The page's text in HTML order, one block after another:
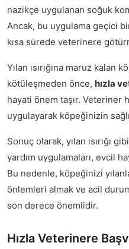
nazikçe uygulanan soğuk
Ancak, bu uygulama geçici
kısa sürede veterinere
Yılan ısırığına maruz kalan
kötüleşmeden önce, hızla
hayati önem taşır. Veteriner
uygulayarak köpeğinizin
Sonuç olarak, yılan ısırığı
yardım uygulamaları, evcil
Bu nedenle, köpeğinizi
önlemleri almak ve acil
son derece önemlidir.
Hızla Veterinere